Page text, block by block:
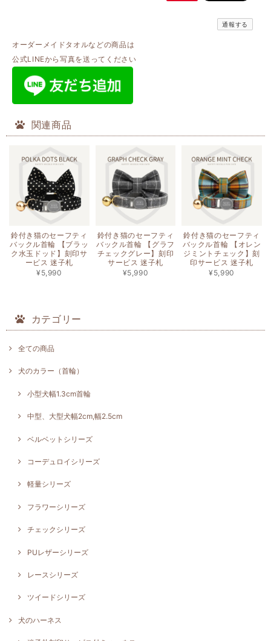
通報する
オーダーメイドタオルなどの商品は
公式LINEから写真を送ってください
関連商品
鈴付き猫のセーフティ
バックル首輪 【ブラッ
ク水玉ドッド】刻印サ
ービス 迷子札
¥5,990
鈴付き猫のセーフティ
バックル首輪 【グラフ
チェックグレー】刻印
サービス 迷子札
¥5,990
鈴付き猫のセーフティ
バックル首輪 【オレン
ジミントチェック】刻
印サービス 迷子札
¥5,990
カテゴリー
全ての商品
犬のカラー（首輪）
小型犬幅1.3cm首輪
中型、大型犬幅2cm,幅2.5cm
ベルベットシリーズ
コーデュロイシリーズ
軽量シリーズ
フラワーシリーズ
チェックシリーズ
PUレザーシリーズ
レースシリーズ
ツイードシリーズ
犬のハーネス